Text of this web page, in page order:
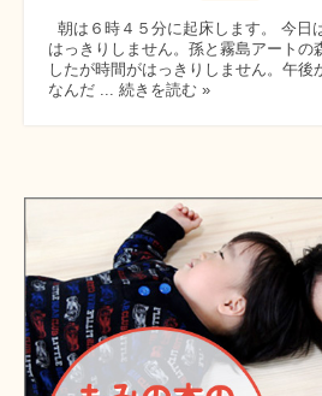
朝は６時４５分に起床します。 今日
はっきりしません。孫と霧島アートの
したが時間がはっきりしません。午後
なんだ ... 続きを読む »